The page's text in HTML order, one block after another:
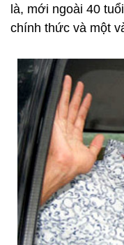
là, mới ngoài 40
chính thức và một